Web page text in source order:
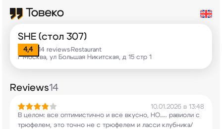
SHE (стол 307)
4,4 14 reviews•Restaurant
г Москва, ул Большая Никитская, д 15 стр 1
Reviews14
10.01.2026 в 13:48
В целом: все оптимистично и все вкусно, НО….. равиоли с
трюфелем, это точно не с трюфелем и ласси клубника/